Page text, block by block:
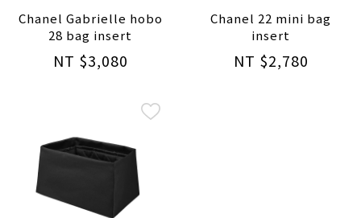
Chanel Gabrielle hobo
28 bag insert
NT $3,080
Chanel 22 mini bag
insert
NT $2,780